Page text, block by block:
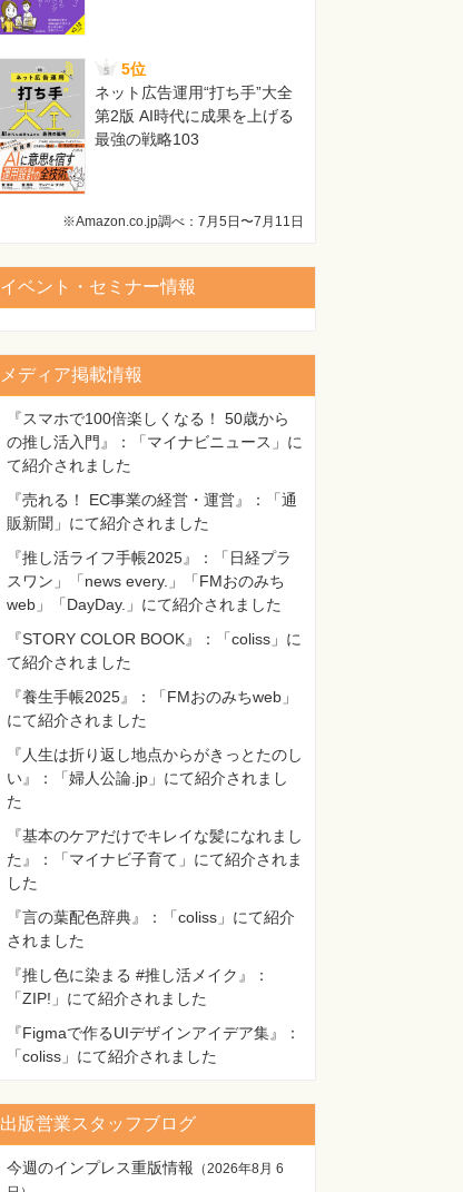
5位
ネット広告運用“打ち手”大全
第2版 AI時代に成果を上げる
最強の戦略103
※Amazon.co.jp調べ：7月5日〜7月11日
イベント・セミナー情報
メディア掲載情報
『スマホで100倍楽しくなる！ 50歳から
の推し活入門』：「マイナビニュース」に
て紹介されました
『売れる！ EC事業の経営・運営』：「通
販新聞」にて紹介されました
『推し活ライフ手帳2025』：「日経プラ
スワン」「news every.」「FMおのみち
web」「DayDay.」にて紹介されました
『STORY COLOR BOOK』：「coliss」に
て紹介されました
『養生手帳2025』：「FMおのみちweb」
にて紹介されました
『人生は折り返し地点からがきっとたのし
い』：「婦人公論.jp」にて紹介されまし
た
『基本のケアだけでキレイな髪になれまし
た』：「マイナビ子育て」にて紹介されま
した
『言の葉配色辞典』：「coliss」にて紹介
されました
『推し色に染まる #推し活メイク』：
「ZIP!」にて紹介されました
『Figmaで作るUIデザインアイデア集』：
「coliss」にて紹介されました
出版営業スタッフブログ
今週のインプレス重版情報 （2026年8月 6